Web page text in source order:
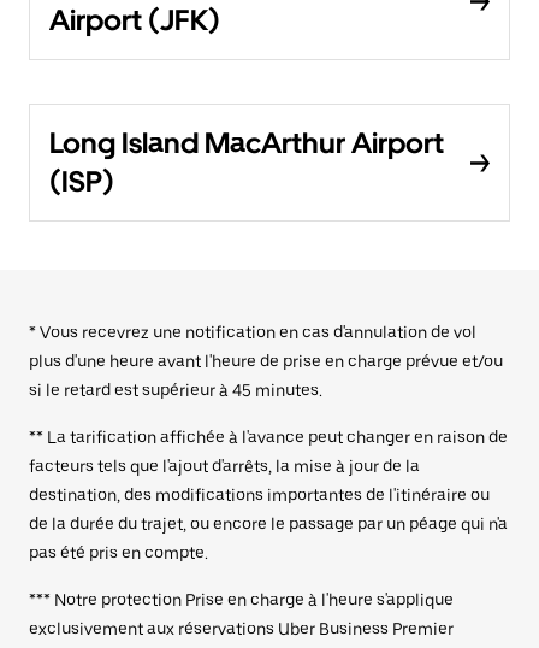
Airport (JFK)
Long Island MacArthur Airport
(ISP)
* Vous recevrez une notification en cas d'annulation de vol
plus d'une heure avant l'heure de prise en charge prévue et/ou
si le retard est supérieur à 45 minutes.
** La tarification affichée à l'avance peut changer en raison de
facteurs tels que l'ajout d'arrêts, la mise à jour de la
destination, des modifications importantes de l'itinéraire ou
de la durée du trajet, ou encore le passage par un péage qui n'a
pas été pris en compte.
*** Notre protection Prise en charge à l'heure s'applique
exclusivement aux réservations Uber Business Premier